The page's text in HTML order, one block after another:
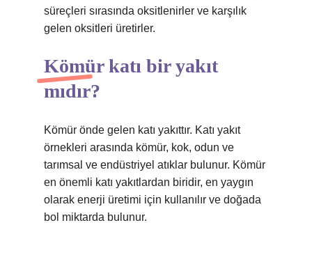
süreçleri sırasında oksitlenirler ve karşılık
gelen oksitleri üretirler.
Kömür katı bir yakıt
mıdır?
Kömür önde gelen katı yakıttır. Katı yakıt
örnekleri arasında kömür, kok, odun ve
tarımsal ve endüstriyel atıklar bulunur. Kömür
en önemli katı yakıtlardan biridir, en yaygın
olarak enerji üretimi için kullanılır ve doğada
bol miktarda bulunur.